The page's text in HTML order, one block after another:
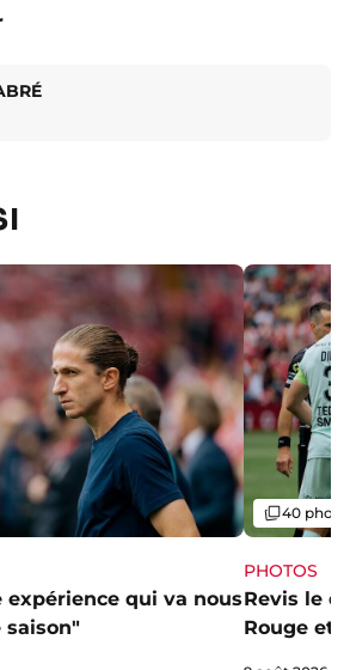
expérience qui va nous
saison"
PHOTOS
Revis le
Rouge et
Galerie
40